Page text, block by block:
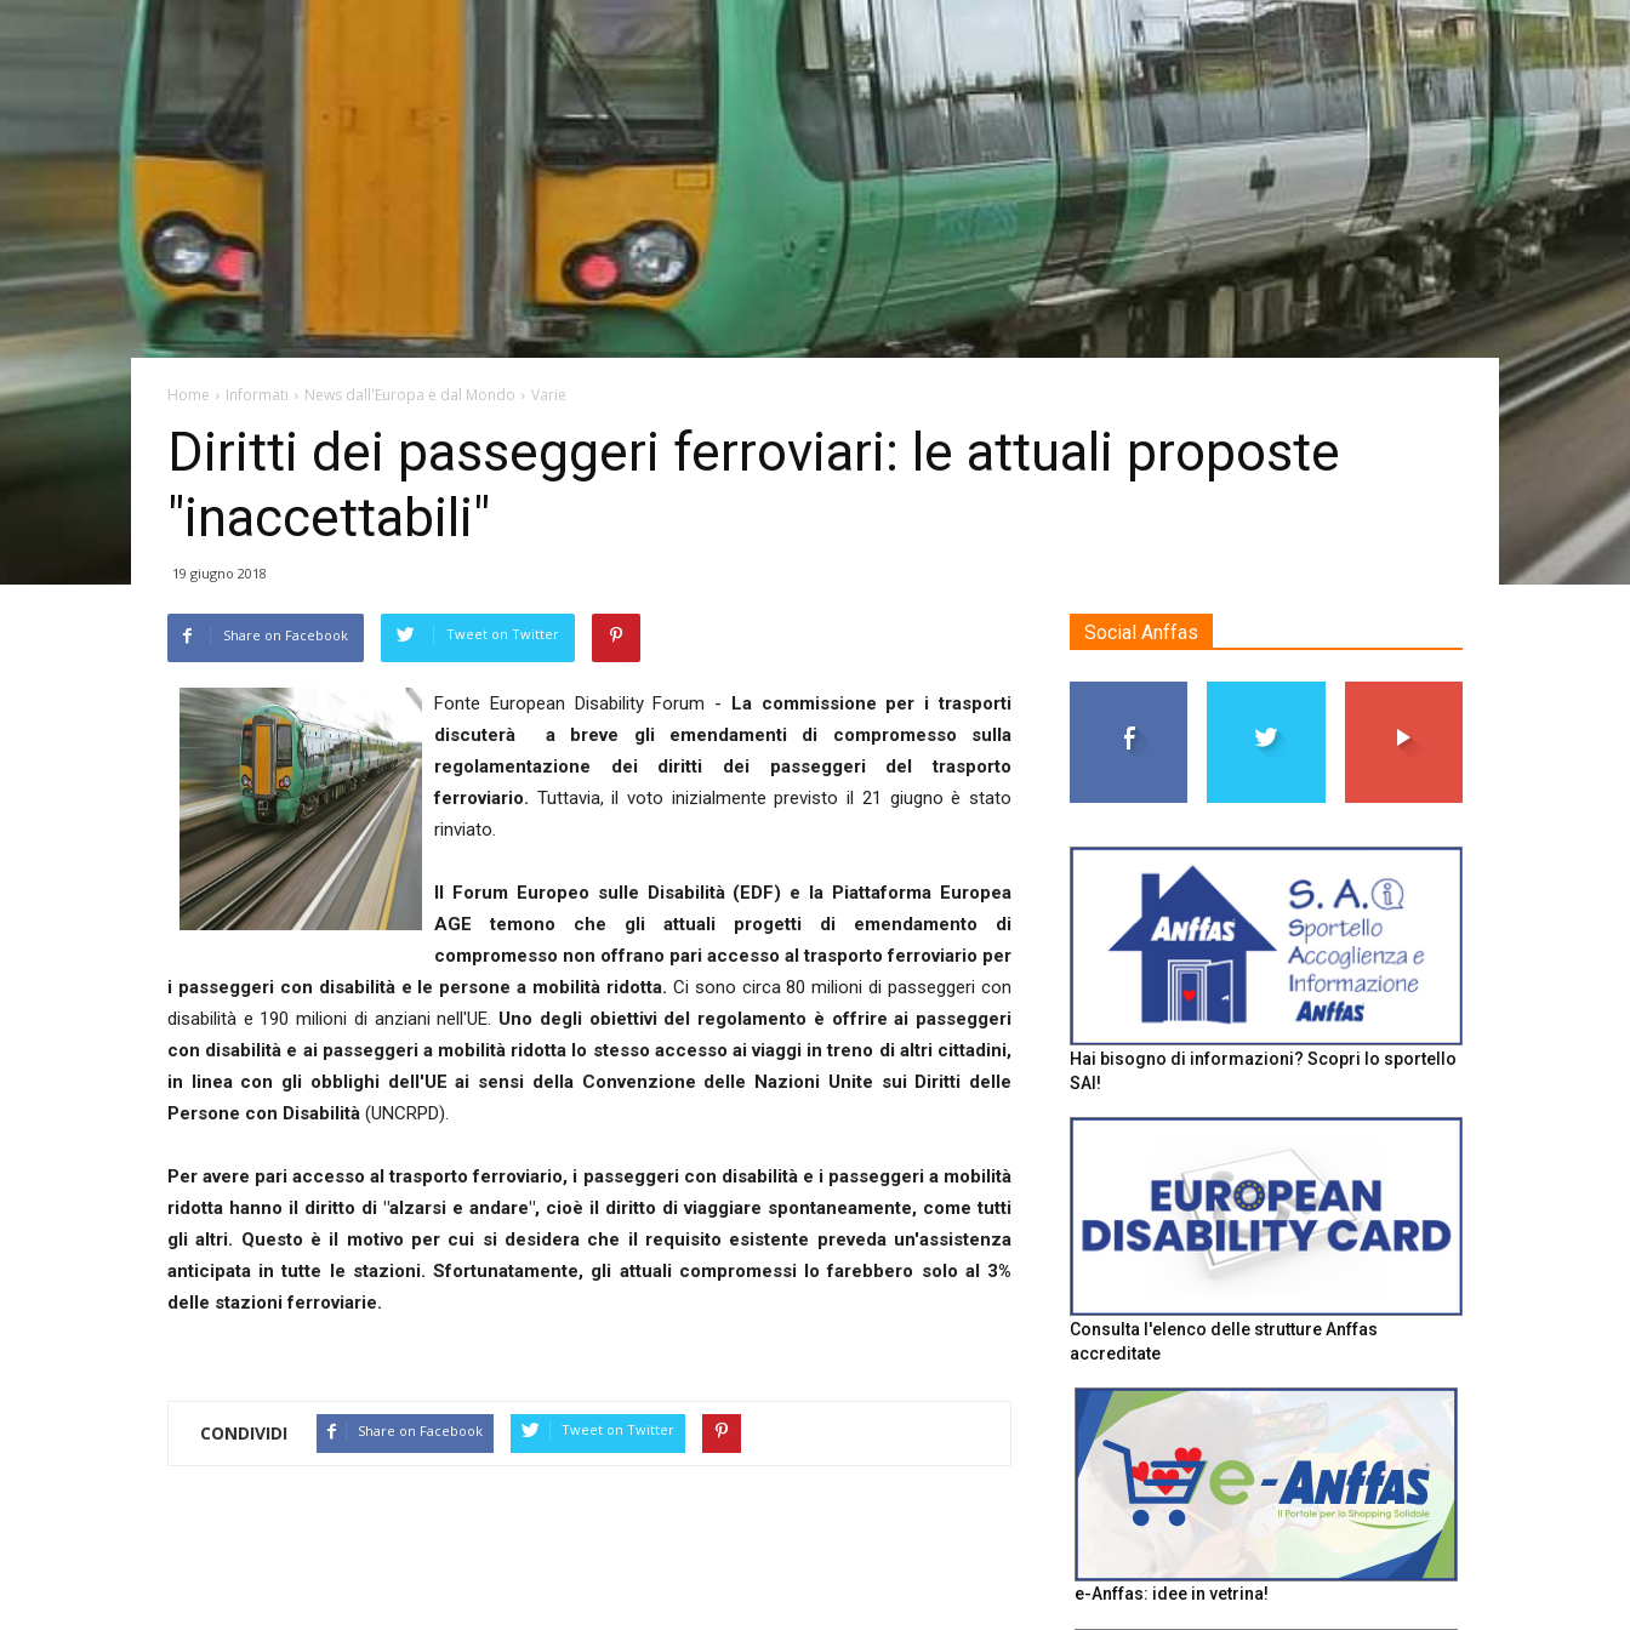
Home Informati News dall'Europa e dal Mondo Varie
Diritti dei passeggeri ferroviari: le attuali proposte
"inaccettabili"
19 giugno 2018
Share on Facebook Tweet on Twitter
Fonte European Disability Forum -
La commissione per i trasporti
discuterà a breve gli emendamenti di compromesso sulla
regolamentazione dei diritti dei passeggeri del trasporto
ferroviario. Tuttavia, il voto inizialmente previsto il 21 giugno è stato
rinviato.
Il Forum Europeo sulle Disabilità (EDF) e la Piattaforma Europea
AGE temono che gli attuali progetti di emendamento di
compromesso non offrano pari accesso al trasporto ferroviario per
i passeggeri con disabilità e le persone a mobilità ridotta. Ci sono circa 80 milioni di passeggeri con
disabilità e 190 milioni di anziani nell'UE. Uno degli obiettivi del regolamento è offrire ai passeggeri
con disabilità e ai passeggeri a mobilità ridotta lo stesso accesso ai viaggi in treno di altri cittadini,
in linea con gli obblighi dell'UE ai sensi della Convenzione delle Nazioni Unite sui Diritti delle
Persone con Disabilità (UNCRPD).
Per avere pari accesso al trasporto ferroviario, i passeggeri con disabilità e i passeggeri a mobilità
ridotta hanno il diritto di "alzarsi e andare", cioè il diritto di viaggiare spontaneamente, come tutti
gli altri. Questo è il motivo per cui si desidera che il requisito esistente preveda un'assistenza
anticipata in tutte le stazioni. Sfortunatamente, gli attuali compromessi lo farebbero solo al 3%
delle stazioni ferroviarie.
CONDIVIDI Share on Facebook Tweet on Twitter
Social Anffas
Hai bisogno di informazioni? Scopri lo sportello
SAI!
Consulta l'elenco delle strutture Anffas
accreditate
e-Anffas: idee in vetrina!